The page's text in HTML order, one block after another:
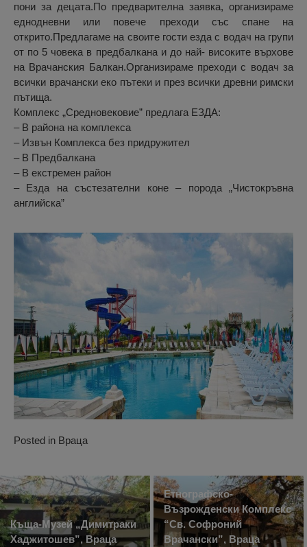
пони за децата.По предварителна заявка, организираме
еднодневни или повече преходи със спане на
открито.Предлагаме на своите гости езда с водач на групи
от по 5 човека в предбалкана и до най- високите върхове
на Врачанския Балкан.Организираме преходи с водач за
всички врачански еко пътеки и през всички древни римски
пътища.
Комплекс „Средновековие” предлага ЕЗДА:
– В района на комплекса
– Извън Комплекса без придружител
– В Предбалкана
– В екстремен район
– Езда на състезателни коне – порода „Чистокръвна
английска”
Posted in Враца
Къща-Музей „Димитраки
Хаджитошев”, Враца
Етнографско-
Възрожденски Комплекс
“Св. Софроний
Врачански”, Враца